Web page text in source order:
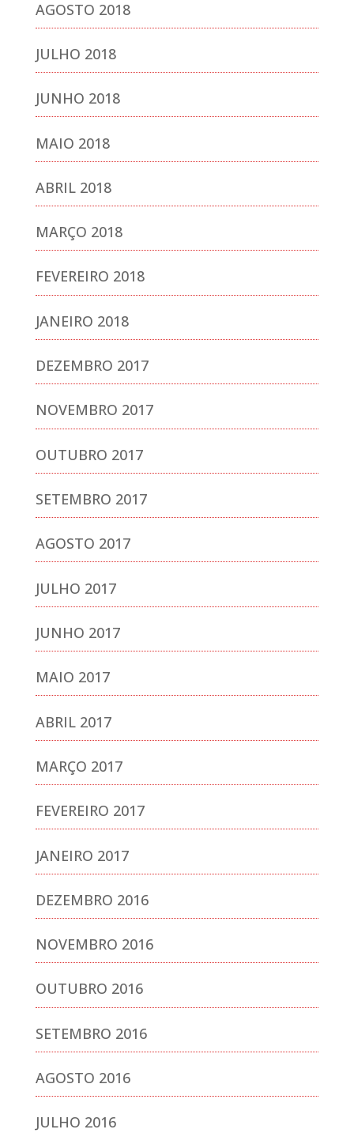
AGOSTO 2018
JULHO 2018
JUNHO 2018
MAIO 2018
ABRIL 2018
MARÇO 2018
FEVEREIRO 2018
JANEIRO 2018
DEZEMBRO 2017
NOVEMBRO 2017
OUTUBRO 2017
SETEMBRO 2017
AGOSTO 2017
JULHO 2017
JUNHO 2017
MAIO 2017
ABRIL 2017
MARÇO 2017
FEVEREIRO 2017
JANEIRO 2017
DEZEMBRO 2016
NOVEMBRO 2016
OUTUBRO 2016
SETEMBRO 2016
AGOSTO 2016
JULHO 2016